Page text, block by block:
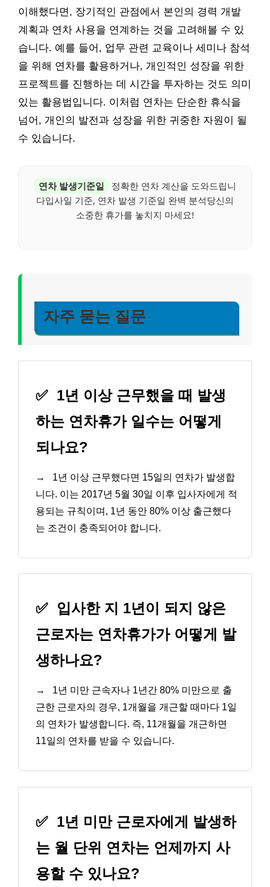
이해했다면, 장기적인 관점에서 본인의 경력 개발
계획과 연차 사용을 연계하는 것을 고려해볼 수 있
습니다. 예를 들어, 업무 관련 교육이나 세미나 참석
을 위해 연차를 활용하거나, 개인적인 성장을 위한
프로젝트를 진행하는 데 시간을 투자하는 것도 의미
있는 활용법입니다. 이처럼 연차는 단순한 휴식을
넘어, 개인의 발전과 성장을 위한 귀중한 자원이 될
수 있습니다.
연차 발생기준일
정확한 연차 계산을 도와드립니
다입사일 기준, 연차 발생 기준일 완벽 분석당신의
소중한 휴가를 놓치지 마세요!
자주 묻는 질문
✅ 1년 이상 근무했을 때 발생
하는 연차휴가 일수는 어떻게
되나요?
→
1년 이상 근무했다면 15일의 연차가 발생합
니다. 이는 2017년 5월 30일 이후 입사자에게 적
용되는 규칙이며, 1년 동안 80% 이상 출근했다
는 조건이 충족되어야 합니다.
✅
입사한 지 1년이 되지 않은
근로자는 연차휴가가 어떻게 발
생하나요?
→
1년 미만 근속자나 1년간 80% 미만으로 출
근한 근로자의 경우, 1개월을 개근할 때마다 1일
의 연차가 발생합니다. 즉, 11개월을 개근하면
11일의 연차를 받을 수 있습니다.
✅ 1년 미만 근로자에게 발생하
는 월 단위 연차는 언제까지 사
용할 수 있나요?